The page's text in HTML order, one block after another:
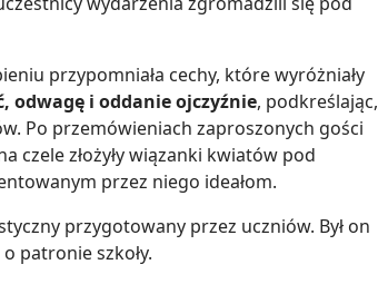
przypomniała cechy, które wyróżniały
odwagę i oddanie ojczyźnie, podkreślając,
Po przemówieniach zaproszonych gości
czele złożyły wiązanki kwiatów pod
przez niego ideałom.
przygotowany przez uczniów. Był on
patronie szkoły.